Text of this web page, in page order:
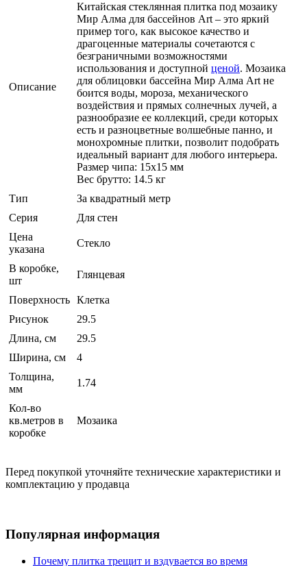
Описание
Китайская стеклянная плитка под мозаику
Мир Алма для бассейнов Art – это яркий
пример того, как высокое качество и
драгоценные материалы сочетаются с
безграничными возможностями
использования и доступной ценой. Мозаика
для облицовки бассейна Мир Алма Art не
боится воды, мороза, механического
воздействия и прямых солнечных лучей, а
разнообразие ее коллекций, среди которых
есть и разноцветные волшебные панно, и
монохромные плитки, позволит подобрать
идеальный вариант для любого интерьера.
Размер чипа: 15x15 мм
Вес брутто: 14.5 кг
Тип
За квадратный метр
Серия
Для стен
Цена
указана
Стекло
В коробке,
шт
Глянцевая
Поверхность Клетка
Рисунок
29.5
Длина, см
29.5
Ширина, см
4
Толщина,
мм
1.74
Кол-во
кв.метров в
коробке
Мозаика
Перед покупкой уточняйте технические характеристики и
комплектацию у продавца
Популярная информация
Почему плитка трещит и вздувается во время